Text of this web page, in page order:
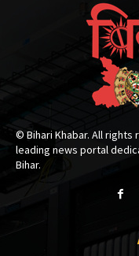
© Bihari Khabar. All rights
leading news portal
Bihar.